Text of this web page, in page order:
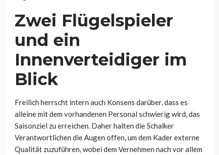
Zwei Flügelspieler
und ein
Innenverteidiger im
Blick
Freilich herrscht intern auch Konsens darüber, dass es
alleine mit dem vorhandenen Personal schwierig wird, das
Saisonziel zu erreichen. Daher halten die Schalker
Verantwortlichen die Augen offen, um dem Kader externe
Qualität zuzuführen, wobei dem Vernehmen nach vor allem